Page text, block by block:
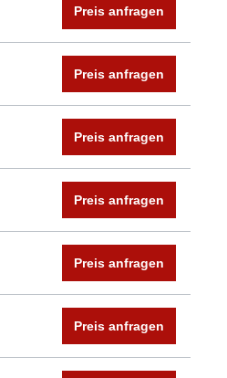
Preis anfragen
Preis anfragen
Preis anfragen
Preis anfragen
Preis anfragen
Preis anfragen